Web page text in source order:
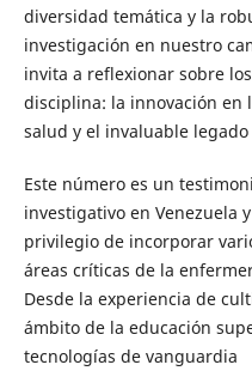
diversidad temática y la
investigación en nuestro
invita a reflexionar sobre
disciplina: la innovación en
salud y el invaluable
Este número es un
investigativo en Venezuela
privilegio de incorporar
áreas críticas de la
Desde la experiencia de
ámbito de la educación
tecnologías de vanguardia